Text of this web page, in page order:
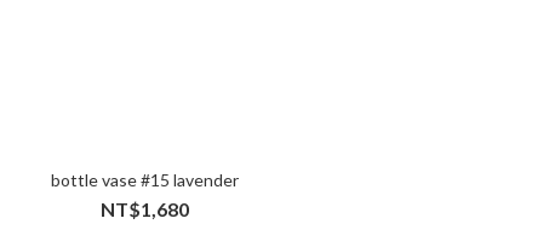
bottle vase #15 lavender
NT$1,680